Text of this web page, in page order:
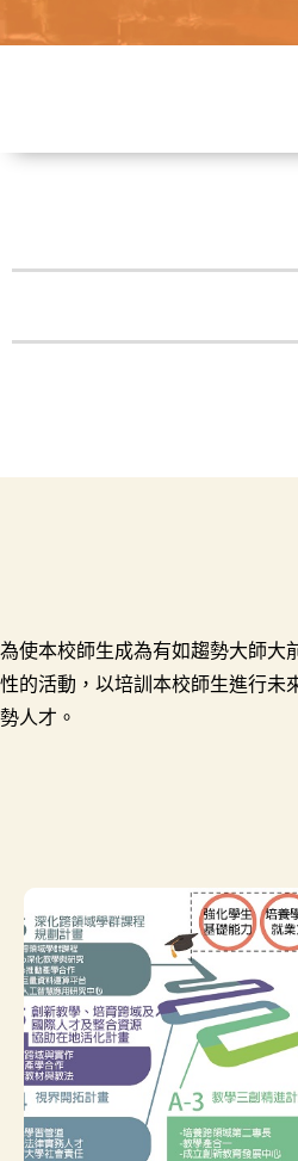
為使本校師生成為有如趨勢大師大
性的活動，以培訓本校師生進行未
勢人才。